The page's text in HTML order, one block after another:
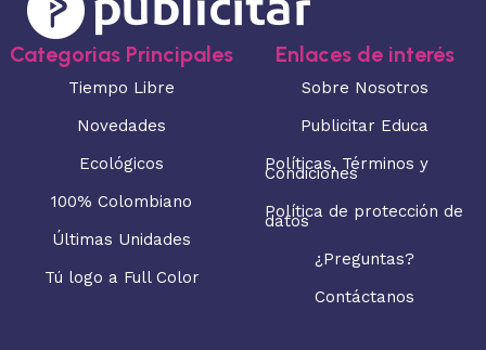
Categorias Principales
Tiempo Libre
Novedades
Ecológicos
100% Colombiano
Últimas Unidades
Tú logo a Full Color
Enlaces de interés
Sobre Nosotros
Publicitar Educa
Políticas, Términos y
Condiciones
Política de protección de
datos
¿Preguntas?
Contáctanos